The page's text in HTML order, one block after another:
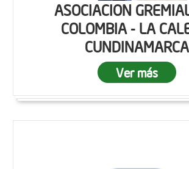
ASOCIACION
COLOMBIA - LA
CUNDINAMARCA
Ver más